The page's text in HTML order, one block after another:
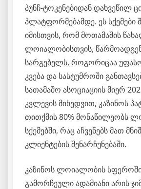
პუნჩ-ტოკენებიდან დახვეწილ
პლატფორმებამდე. ეს სქემები
იმისთვის, რომ მოთამაშის
ლოიალობისთვის,
სარგებელს, როგორიცაა
კვება და სასტუმროში
სათამაშო ასოციაციის მიერ
კვლევის მიხედვით, კაზინოს
თითქმის 80% მონაწილეობს
სქემებში, რაც აჩვენებს მათ
კლიენტების შენარჩუნებაში.
კაზინოს ლოიალობის
გამორჩეული ადამიანი არის